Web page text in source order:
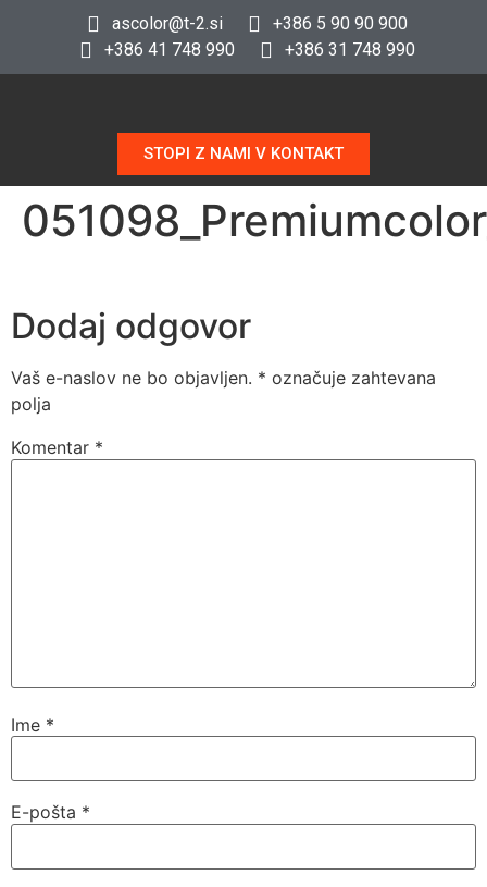
ascolor@t-2.si
+386 5 90 90 900
+386 41 748 990
+386 31 748 990
STOPI Z NAMI V KONTAKT
Dodaj odgovor
Vaš e-naslov ne bo objavljen. * označuje zahtevana
polja
Komentar *
Ime *
E-pošta *